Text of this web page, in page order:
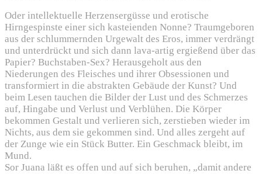
Oder intellektuelle Herzensergüsse und erotische
Hirngespinste einer sich kasteienden Nonne? Traumgeboren
aus der schlummernden Urgewalt des Eros, immer verdrängt
und unterdrückt und sich dann lava-artig ergießend über das
Papier? Buchstaben-Sex? Herausgeholt aus den
Niederungen des Fleisches und ihrer Obsessionen und
transformiert in die abstrakten Gebäude der Kunst? Und
beim Lesen tauchen die Bilder der Lust und des Schmerzes
auf, Hingabe und Verlust und Verblühen. Die Körper
bekommen Gestalt und verlieren sich, zerstieben wieder im
Nichts, aus dem sie gekommen sind. Und alles zergeht auf
der Zunge wie ein Stück Butter. Ein Geschmack bleibt, im
Mund.
Sor Juana läßt es offen und auf sich beruhen, „damit andere